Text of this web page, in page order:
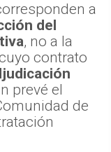
a
del
, no a la
contrato
prevé el
de